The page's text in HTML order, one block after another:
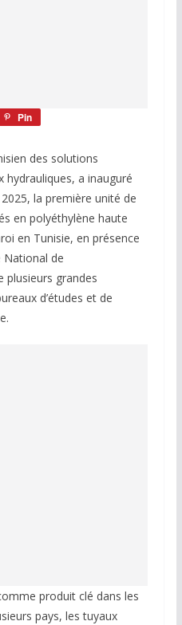
Pin
des solutions
hydrauliques, a inauguré
la première unité de
en polyéthylène haute
en Tunisie, en présence
National de
plusieurs grandes
d’études et de
produit clé dans les
pays, les tuyaux